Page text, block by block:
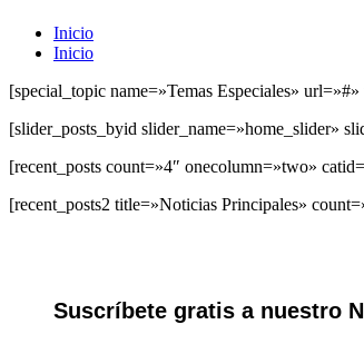
Inicio
Inicio
[special_topic name=»Temas Especiales»
[slider_posts_byid slider_name=»home_slider»
[recent_posts count=»4″ onecolumn=»two»
[recent_posts2 title=»Noticias Principales»
Suscríbete gratis a nuestro